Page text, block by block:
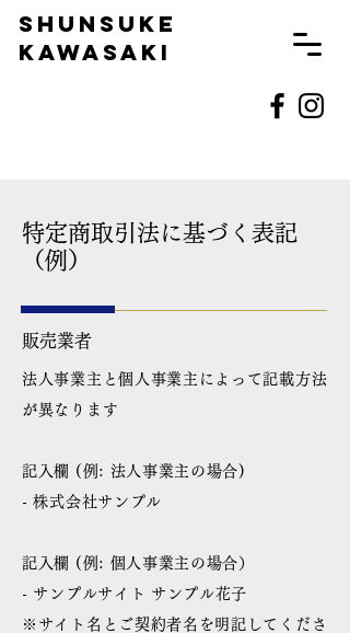
SHUNSUKE
KAWASAKI
特定商取引法に基づく表記
（例）
販売業者
法人事業主と個人事業主によって記載方法
が異なります
記入欄 (例: 法人事業主の場合)
- 株式会社サンプル
記入欄 (例: 個人事業主の場合）
- サンプルサイト サンプル花子
※サイト名とご契約者名を明記してくださ